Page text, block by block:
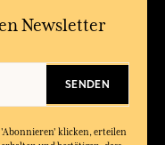
Newsletter
SENDEN
'Abonnieren' klicken, erteilen